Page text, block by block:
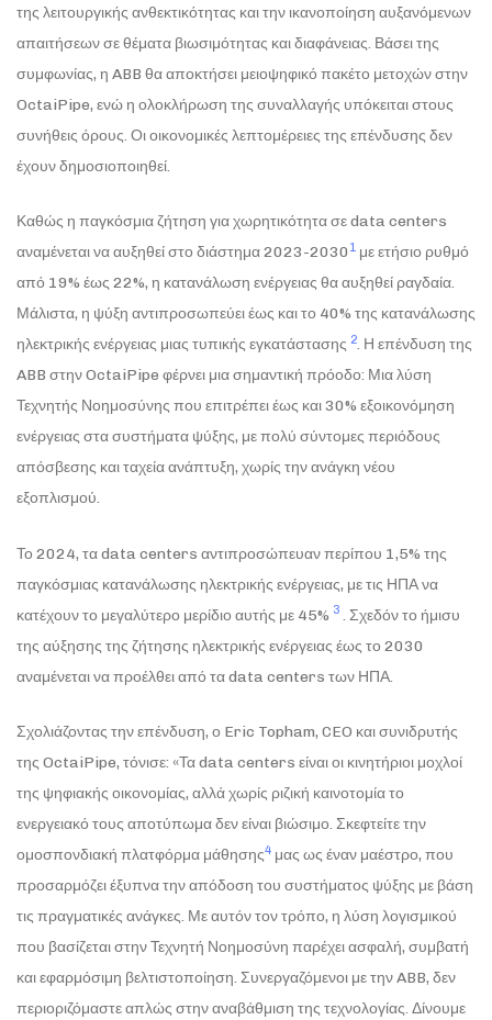
της λειτουργικής ανθεκτικότητας και την ικανοποίηση αυξανόμενων
απαιτήσεων σε θέματα βιωσιμότητας και διαφάνειας. Βάσει της
συμφωνίας, η ABB θα αποκτήσει μειοψηφικό πακέτο μετοχών στην
OctaiPipe, ενώ η ολοκλήρωση της συναλλαγής υπόκειται στους
συνήθεις όρους. Οι οικονομικές λεπτομέρειες της επένδυσης δεν
έχουν δημοσιοποιηθεί.
Καθώς η παγκόσμια ζήτηση για χωρητικότητα σε data centers
αναμένεται να αυξηθεί στο διάστημα 2023-2030 1 με ετήσιο ρυθμό
από 19% έως 22%, η κατανάλωση ενέργειας θα αυξηθεί ραγδαία.
Μάλιστα, η ψύξη αντιπροσωπεύει έως και το 40% της κατανάλωσης
ηλεκτρικής ενέργειας μιας τυπικής εγκατάστασης 2. Η επένδυση της
ABB στην OctaiPipe φέρνει μια σημαντική πρόοδο: Μια λύση
Τεχνητής Νοημοσύνης που επιτρέπει έως και 30% εξοικονόμηση
ενέργειας στα συστήματα ψύξης, με πολύ σύντομες περιόδους
απόσβεσης και ταχεία ανάπτυξη, χωρίς την ανάγκη νέου
εξοπλισμού.
Το 2024, τα data centers αντιπροσώπευαν περίπου 1,5% της
παγκόσμιας κατανάλωσης ηλεκτρικής ενέργειας, με τις ΗΠΑ να
κατέχουν το μεγαλύτερο μερίδιο αυτής με 45% 3 . Σχεδόν το ήμισυ
της αύξησης της ζήτησης ηλεκτρικής ενέργειας έως το 2030
αναμένεται να προέλθει από τα data centers των ΗΠΑ.
Σχολιάζοντας την επένδυση, ο Eric Topham, CEO και συνιδρυτής
της OctaiPipe, τόνισε: «Τα data centers είναι οι κινητήριοι μοχλοί
της ψηφιακής οικονομίας, αλλά χωρίς ριζική καινοτομία το
ενεργειακό τους αποτύπωμα δεν είναι βιώσιμο. Σκεφτείτε την
ομοσπονδιακή πλατφόρμα μάθησης4 μας ως έναν μαέστρο, που
προσαρμόζει έξυπνα την απόδοση του συστήματος ψύξης με βάση
τις πραγματικές ανάγκες. Με αυτόν τον τρόπο, η λύση λογισμικού
που βασίζεται στην Τεχνητή Νοημοσύνη παρέχει ασφαλή, συμβατή
και εφαρμόσιμη βελτιστοποίηση. Συνεργαζόμενοι με την ABB, δεν
περιοριζόμαστε απλώς στην αναβάθμιση της τεχνολογίας. Δίνουμε